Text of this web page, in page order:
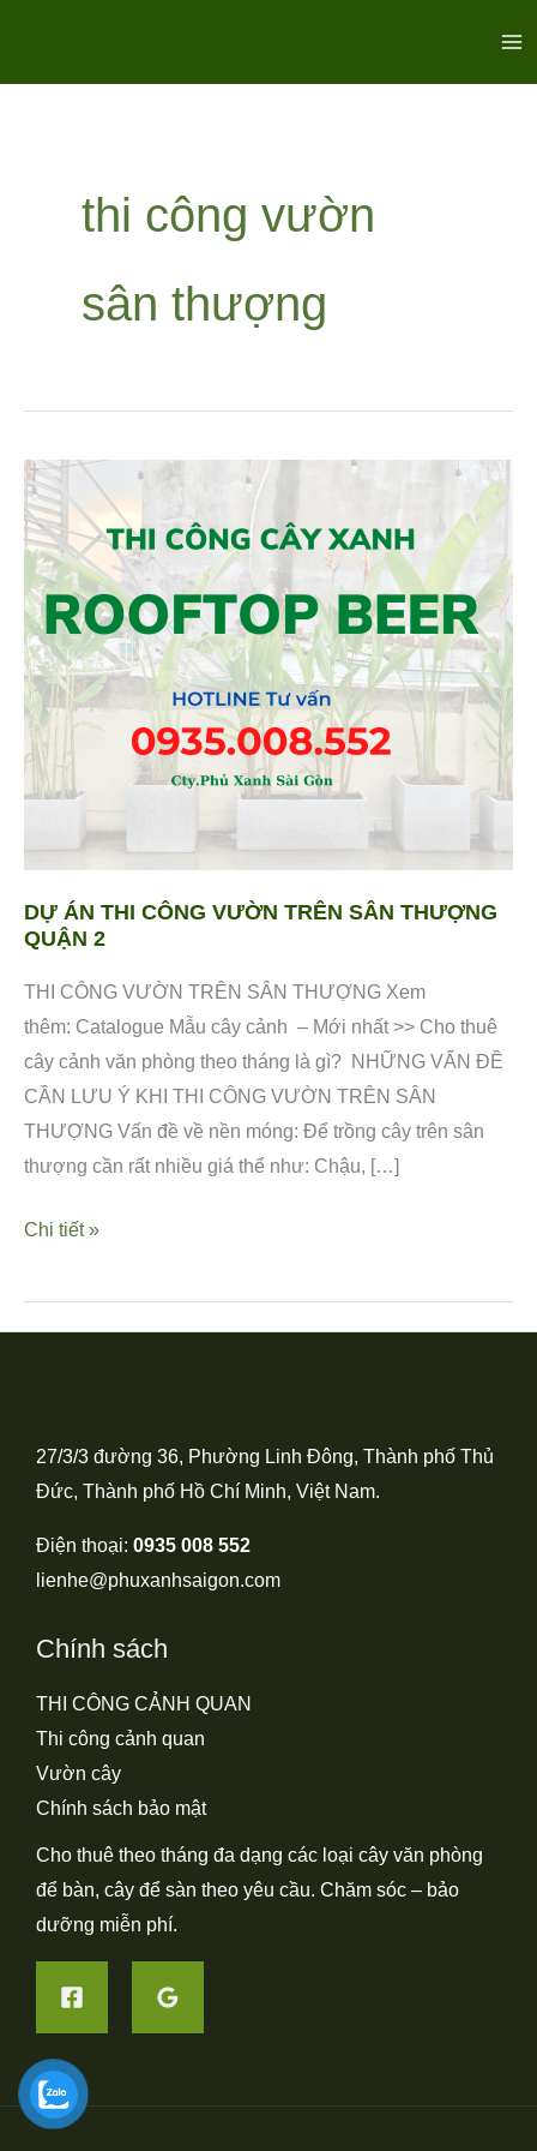
nội
thi công vườn
sân thượng
DỰ ÁN THI CÔNG VƯỜN TRÊN SÂN THƯỢNG
QUẬN 2
THI CÔNG VƯỜN TRÊN SÂN THƯỢNG Xem
thêm: Catalogue Mẫu cây cảnh – Mới nhất >> Cho thuê
cây cảnh văn phòng theo tháng là gì? NHỮNG VẤN ĐỀ
CẦN LƯU Ý KHI THI CÔNG VƯỜN TRÊN SÂN
THƯỢNG Vấn đề về nền móng: Để trồng cây trên sân
thượng cần rất nhiều giá thể như: Chậu, […]
DỰ
ÁN
THI
CÔNG
VƯỜN
TRÊN
SÂN
THƯỢNG
QUẬN
Chi tiết »
27/3/3 đường 36, Phường Linh Đông, Thành phố Thủ
Đức, Thành phố Hồ Chí Minh, Việt Nam.
Điện thoại: 0935 008 552
lienhe@phuxanhsaigon.com
Chính sách
THI CÔNG CẢNH QUAN
Thi công cảnh quan
Vườn cây
Chính sách bảo mật
Cho thuê theo tháng đa dạng các loại cây văn phòng
để bàn, cây để sàn theo yêu cầu. Chăm sóc – bảo
dưỡng miễn phí.